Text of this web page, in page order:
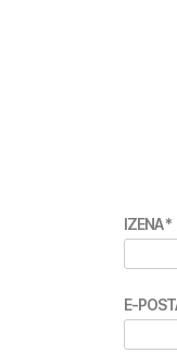
IZENA*
E-